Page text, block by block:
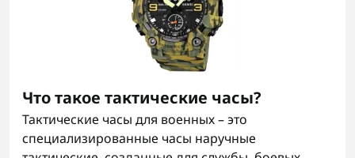
Что такое тактические часы?
Тактические часы для военных – это
специализированные часы наручные